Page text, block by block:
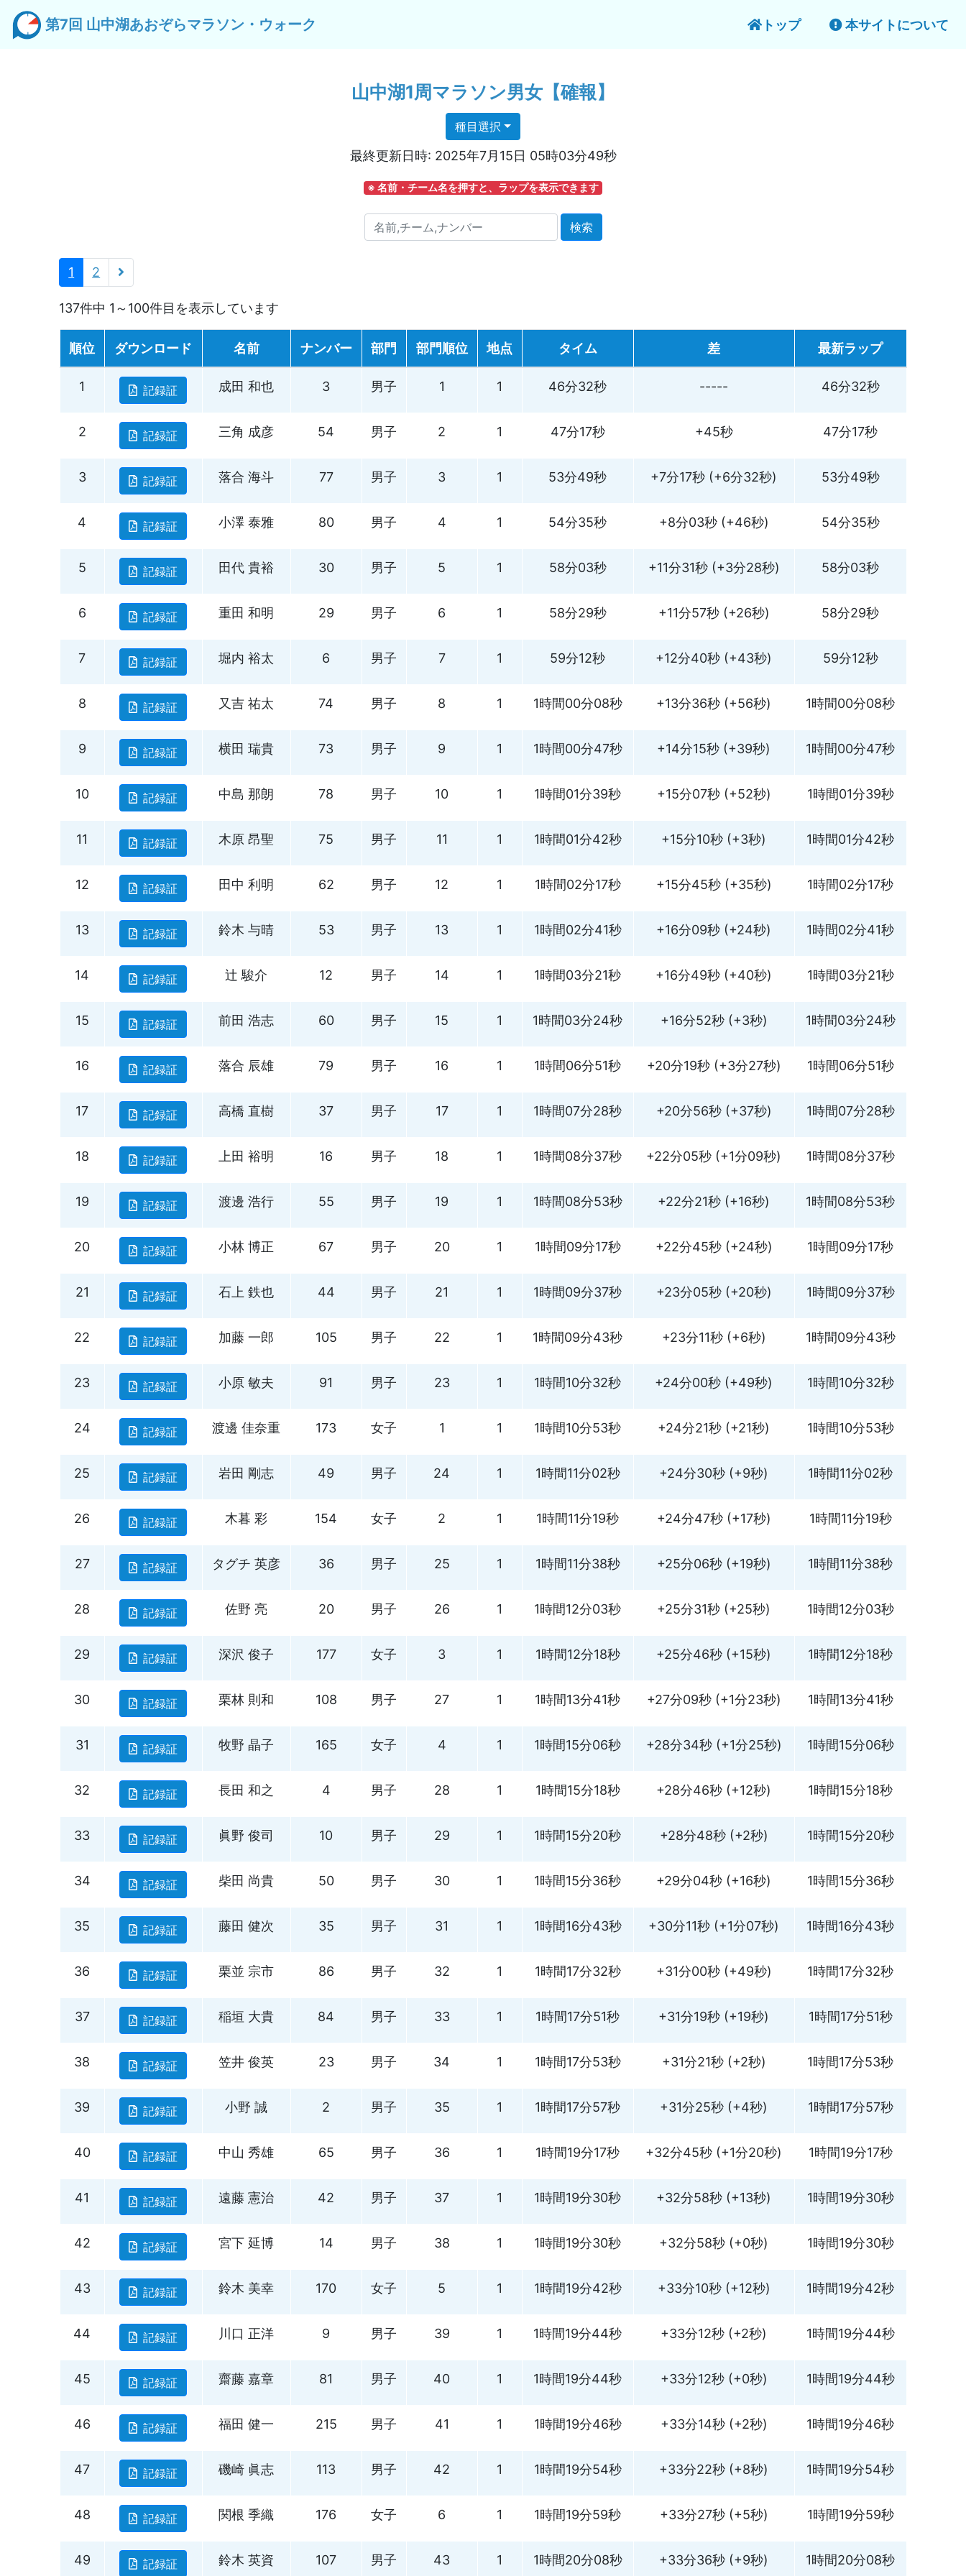
第7回 山中湖あおぞらマラソン・ウォーク トップ 本サイトについて
山中湖1周マラソン男女【確報】
種目選択
最終更新日時: 2025年7月15日 05時03分49秒
※ 名前・チーム名を押すと、ラップを表示できます
名前,チーム,ナンバー 検索
1 (現在のページ)
2
137件中 1～100件目を表示しています
順位 ダウンロード 名前 ナンバー 部門 部門順位 地点 タイム 差 最新ラップ
1 記録証 成田 和也 3 男子 1 1 46分32秒 ----- 46分32秒
2 記録証 三角 成彦 54 男子 2 1 47分17秒 +45秒 47分17秒
3 記録証 落合 海斗 77 男子 3 1 53分49秒 +7分17秒 (+6分32秒) 53分49秒
4 記録証 小澤 泰雅 80 男子 4 1 54分35秒 +8分03秒 (+46秒) 54分35秒
5 記録証 田代 貴裕 30 男子 5 1 58分03秒 +11分31秒 (+3分28秒) 58分03秒
6 記録証 重田 和明 29 男子 6 1 58分29秒 +11分57秒 (+26秒) 58分29秒
7 記録証 堀内 裕太 6 男子 7 1 59分12秒 +12分40秒 (+43秒) 59分12秒
8 記録証 又吉 祐太 74 男子 8 1 1時間00分08秒 +13分36秒 (+56秒) 1時間00分08秒
9 記録証 横田 瑞貴 73 男子 9 1 1時間00分47秒 +14分15秒 (+39秒) 1時間00分47秒
10 記録証 中島 那朗 78 男子 10 1 1時間01分39秒 +15分07秒 (+52秒) 1時間01分39秒
11 記録証 木原 昂聖 75 男子 11 1 1時間01分42秒 +15分10秒 (+3秒) 1時間01分42秒
12 記録証 田中 利明 62 男子 12 1 1時間02分17秒 +15分45秒 (+35秒) 1時間02分17秒
13 記録証 鈴木 与晴 53 男子 13 1 1時間02分41秒 +16分09秒 (+24秒) 1時間02分41秒
14 記録証 辻 駿介 12 男子 14 1 1時間03分21秒 +16分49秒 (+40秒) 1時間03分21秒
15 記録証 前田 浩志 60 男子 15 1 1時間03分24秒 +16分52秒 (+3秒) 1時間03分24秒
16 記録証 落合 辰雄 79 男子 16 1 1時間06分51秒 +20分19秒 (+3分27秒) 1時間06分51秒
17 記録証 高橋 直樹 37 男子 17 1 1時間07分28秒 +20分56秒 (+37秒) 1時間07分28秒
18 記録証 上田 裕明 16 男子 18 1 1時間08分37秒 +22分05秒 (+1分09秒) 1時間08分37秒
19 記録証 渡邊 浩行 55 男子 19 1 1時間08分53秒 +22分21秒 (+16秒) 1時間08分53秒
20 記録証 小林 博正 67 男子 20 1 1時間09分17秒 +22分45秒 (+24秒) 1時間09分17秒
21 記録証 石上 鉄也 44 男子 21 1 1時間09分37秒 +23分05秒 (+20秒) 1時間09分37秒
22 記録証 加藤 一郎 105 男子 22 1 1時間09分43秒 +23分11秒 (+6秒) 1時間09分43秒
23 記録証 小原 敏夫 91 男子 23 1 1時間10分32秒 +24分00秒 (+49秒) 1時間10分32秒
24 記録証 渡邊 佳奈重 173 女子 1 1 1時間10分53秒 +24分21秒 (+21秒) 1時間10分53秒
25 記録証 岩田 剛志 49 男子 24 1 1時間11分02秒 +24分30秒 (+9秒) 1時間11分02秒
26 記録証 木暮 彩 154 女子 2 1 1時間11分19秒 +24分47秒 (+17秒) 1時間11分19秒
27 記録証 タグチ 英彦 36 男子 25 1 1時間11分38秒 +25分06秒 (+19秒) 1時間11分38秒
28 記録証 佐野 亮 20 男子 26 1 1時間12分03秒 +25分31秒 (+25秒) 1時間12分03秒
29 記録証 深沢 俊子 177 女子 3 1 1時間12分18秒 +25分46秒 (+15秒) 1時間12分18秒
30 記録証 栗林 則和 108 男子 27 1 1時間13分41秒 +27分09秒 (+1分23秒) 1時間13分41秒
31 記録証 牧野 晶子 165 女子 4 1 1時間15分06秒 +28分34秒 (+1分25秒) 1時間15分06秒
32 記録証 長田 和之 4 男子 28 1 1時間15分18秒 +28分46秒 (+12秒) 1時間15分18秒
33 記録証 眞野 俊司 10 男子 29 1 1時間15分20秒 +28分48秒 (+2秒) 1時間15分20秒
34 記録証 柴田 尚貴 50 男子 30 1 1時間15分36秒 +29分04秒 (+16秒) 1時間15分36秒
35 記録証 藤田 健次 35 男子 31 1 1時間16分43秒 +30分11秒 (+1分07秒) 1時間16分43秒
36 記録証 栗並 宗市 86 男子 32 1 1時間17分32秒 +31分00秒 (+49秒) 1時間17分32秒
37 記録証 稲垣 大貴 84 男子 33 1 1時間17分51秒 +31分19秒 (+19秒) 1時間17分51秒
38 記録証 笠井 俊英 23 男子 34 1 1時間17分53秒 +31分21秒 (+2秒) 1時間17分53秒
39 記録証 小野 誠 2 男子 35 1 1時間17分57秒 +31分25秒 (+4秒) 1時間17分57秒
40 記録証 中山 秀雄 65 男子 36 1 1時間19分17秒 +32分45秒 (+1分20秒) 1時間19分17秒
41 記録証 遠藤 憲治 42 男子 37 1 1時間19分30秒 +32分58秒 (+13秒) 1時間19分30秒
42 記録証 宮下 延博 14 男子 38 1 1時間19分30秒 +32分58秒 (+0秒) 1時間19分30秒
43 記録証 鈴木 美幸 170 女子 5 1 1時間19分42秒 +33分10秒 (+12秒) 1時間19分42秒
44 記録証 川口 正洋 9 男子 39 1 1時間19分44秒 +33分12秒 (+2秒) 1時間19分44秒
45 記録証 齋藤 嘉章 81 男子 40 1 1時間19分44秒 +33分12秒 (+0秒) 1時間19分44秒
46 記録証 福田 健一 215 男子 41 1 1時間19分46秒 +33分14秒 (+2秒) 1時間19分46秒
47 記録証 磯崎 眞志 113 男子 42 1 1時間19分54秒 +33分22秒 (+8秒) 1時間19分54秒
48 記録証 関根 季織 176 女子 6 1 1時間19分59秒 +33分27秒 (+5秒) 1時間19分59秒
49 記録証 鈴木 英資 107 男子 43 1 1時間20分08秒 +33分36秒 (+9秒) 1時間20分08秒